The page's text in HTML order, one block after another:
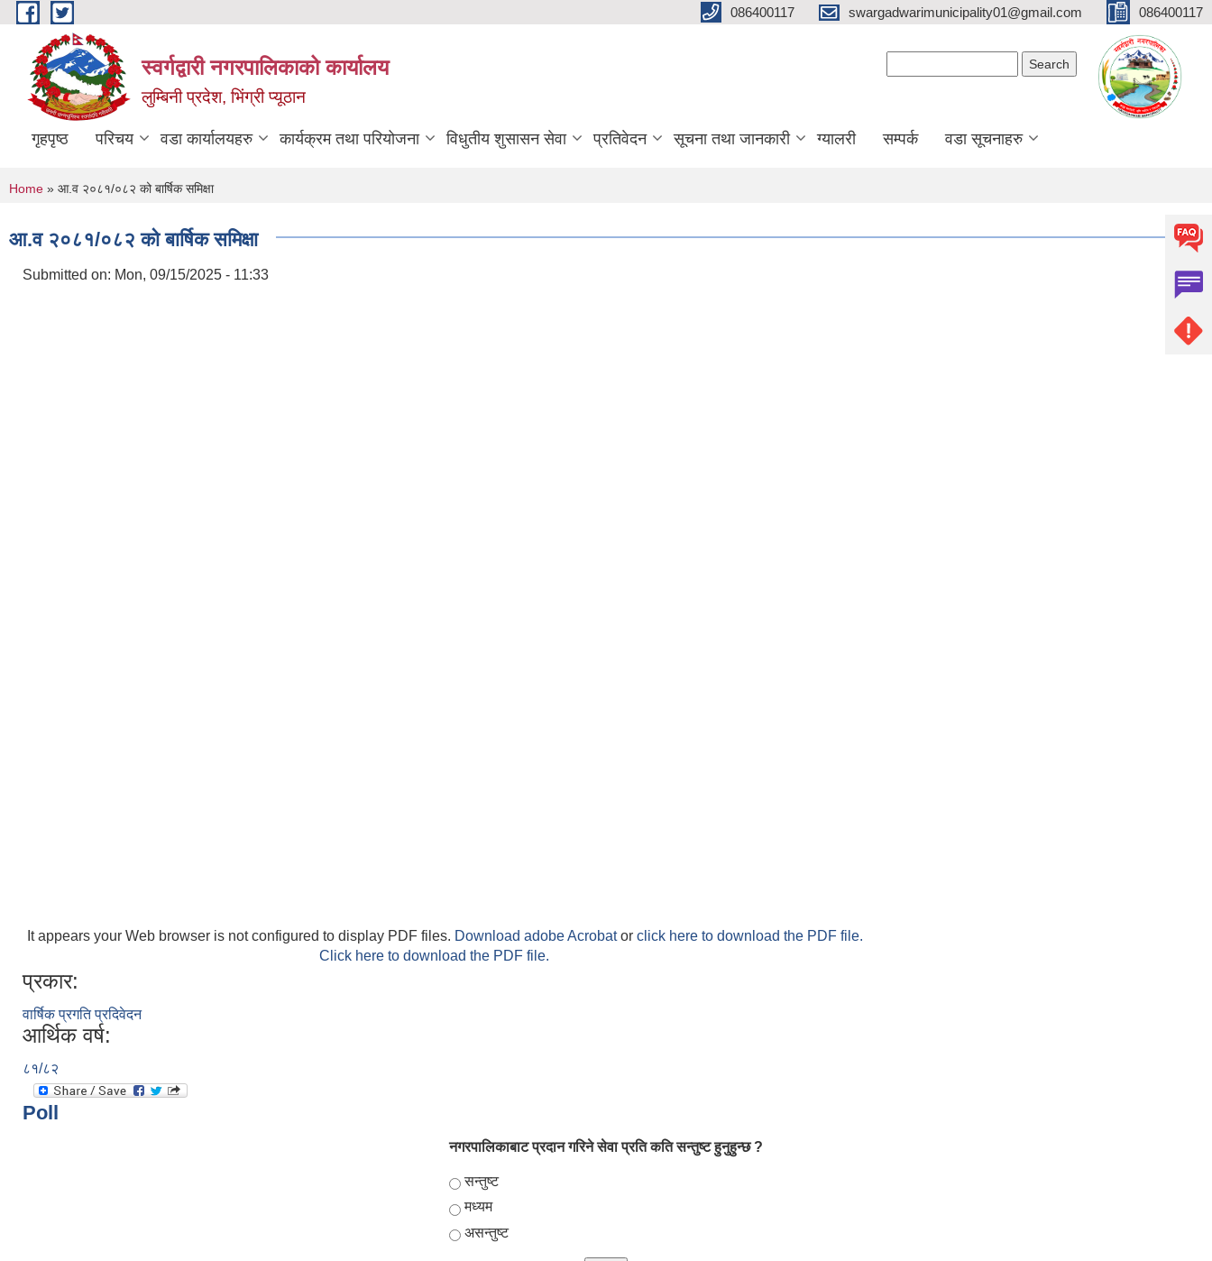
Skip to main content 086400117 swargadwarimunicipality01@gmail.com 086400117
स्वर्गद्वारी नगरपालिकाको कार्यालय
लुम्बिनी प्रदेश, भिंग्री प्यूठान
गृहपृष्ठ परिचय वडा कार्यालयहरु कार्यक्रम तथा परियोजना विधुतीय शुसासन सेवा प्रतिवेदन सूचना तथा जानकारी ग्यालरी सम्पर्क वडा सूचनाहरु
You are here
Home » आ.व २०८१/०८२ को बार्षिक समिक्षा
आ.व २०८१/०८२ को बार्षिक समिक्षा
Submitted on: Mon, 09/15/2025 - 11:33
It appears your Web browser is not configured to display PDF files. Download adobe Acrobator click here to download the PDF file.
Click here to download the PDF file.
प्रकार:
वार्षिक प्रगति प्रदिवेदन
आर्थिक वर्ष:
८१/८२
Poll
नगरपालिकाबाट प्रदान गरिने सेवा प्रति कति सन्तुष्ट हुनुहुन्छ ?
Choices
सन्तुष्ट
मध्यम
असन्तुष्ट